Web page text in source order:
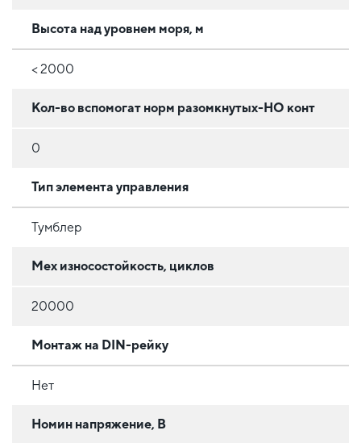
Высота над уровнем моря, м
< 2000
Кол-во вспомогат норм разомкнутых-НО конт
0
Тип элемента управления
Тумблер
Мех износостойкость, циклов
20000
Монтаж на DIN-рейку
Нет
Номин напряжение, В